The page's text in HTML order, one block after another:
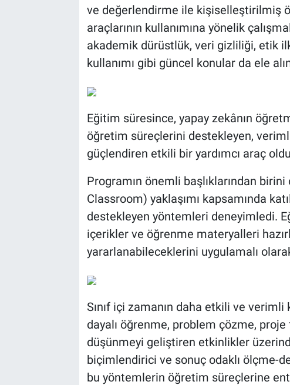
ve değerlendirme ile kişiselleştirilmiş
araçlarının kullanımına yönelik
akademik dürüstlük, veri gizliliği, etik
kullanımı gibi güncel konular da ele
Eğitim süresince, yapay zekânın
öğretim süreçlerini destekleyen,
güçlendiren etkili bir yardımcı araç
Programın önemli başlıklarından
Classroom) yaklaşımı kapsamında
destekleyen yöntemleri deneyimledi.
içerikler ve öğrenme materyalleri
yararlanabileceklerini uygulamalı
Sınıf içi zamanın daha etkili ve verimli
dayalı öğrenme, problem çözme,
düşünmeyi geliştiren etkinlikler
biçimlendirici ve sonuç odaklı ölçme-
bu yöntemlerin öğretim süreçlerine